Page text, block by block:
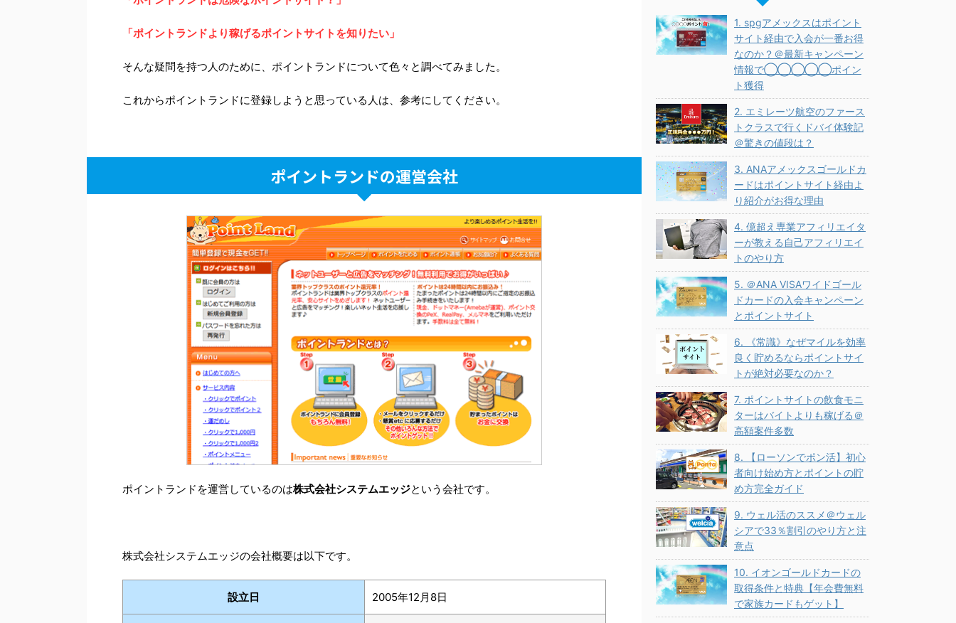
「ポイントランドより稼げるポイントサイトを知りたい」
そんな疑問を持つ人のために、ポイントランドについて色々と調べてみました。
これからポイントランドに登録しようと思っている人は、参考にしてください。
ポイントランドの運営会社
ポイントランドを運営しているのは株式会社システムエッジという会社です。
株式会社システムエッジの会社概要は以下です。
設立日 2005年12月8日
1. spgアメックスはポイント
サイト経由で入会が一番お得
なのか？＠最新キャンペーン
情報で◯◯◯◯◯ポイン
ト獲得
2. エミレーツ航空のファース
トクラスで行くドバイ体験記
＠驚きの値段は？
3. ANAアメックスゴールドカ
ードはポイントサイト経由よ
り紹介がお得な理由
4. 億超え専業アフィリエイタ
ーが教える自己アフィリエイ
トのやり方
5. ＠ANA VISAワイドゴール
ドカードの入会キャンペーン
とポイントサイト
6. 《常識》なぜマイルを効率
良く貯めるならポイントサイ
トが絶対必要なのか？
7. ポイントサイトの飲食モニ
ターはバイトよりも稼げる＠
高額案件多数
8. 【ローソンでポン活】初心
者向け始め方とポイントの貯
め方完全ガイド
9. ウェル活のススメ＠ウェル
シアで33％割引のやり方と注
意点
10. イオンゴールドカードの
取得条件と特典【年会費無料
で家族カードもゲット】